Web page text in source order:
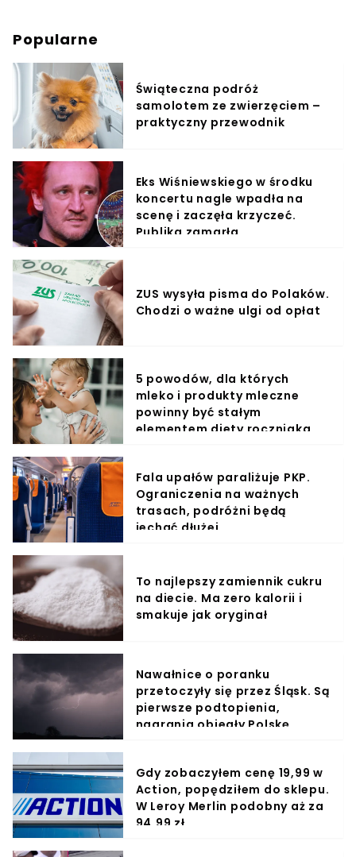
Popularne
Świąteczna podróż
samolotem ze zwierzęciem –
praktyczny przewodnik
Eks Wiśniewskiego w środku
koncertu nagle wpadła na
scenę i zaczęła krzyczeć.
Publika zamarła
ZUS wysyła pisma do Polaków.
Chodzi o ważne ulgi od opłat
5 powodów, dla których
mleko i produkty mleczne
powinny być stałym
elementem diety roczniaka
Fala upałów paraliżuje PKP.
Ograniczenia na ważnych
trasach, podróżni będą
jechać dłużej
To najlepszy zamiennik cukru
na diecie. Ma zero kalorii i
smakuje jak oryginał
Nawałnice o poranku
przetoczyły się przez Śląsk. Są
pierwsze podtopienia,
nagrania obiegły Polskę
Gdy zobaczyłem cenę 19,99 w
Action, popędziłem do sklepu.
W Leroy Merlin podobny aż za
94,99 zł